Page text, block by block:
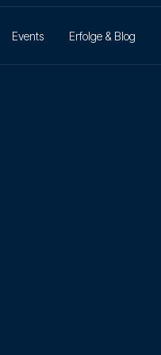
Events Erfolge & Blog